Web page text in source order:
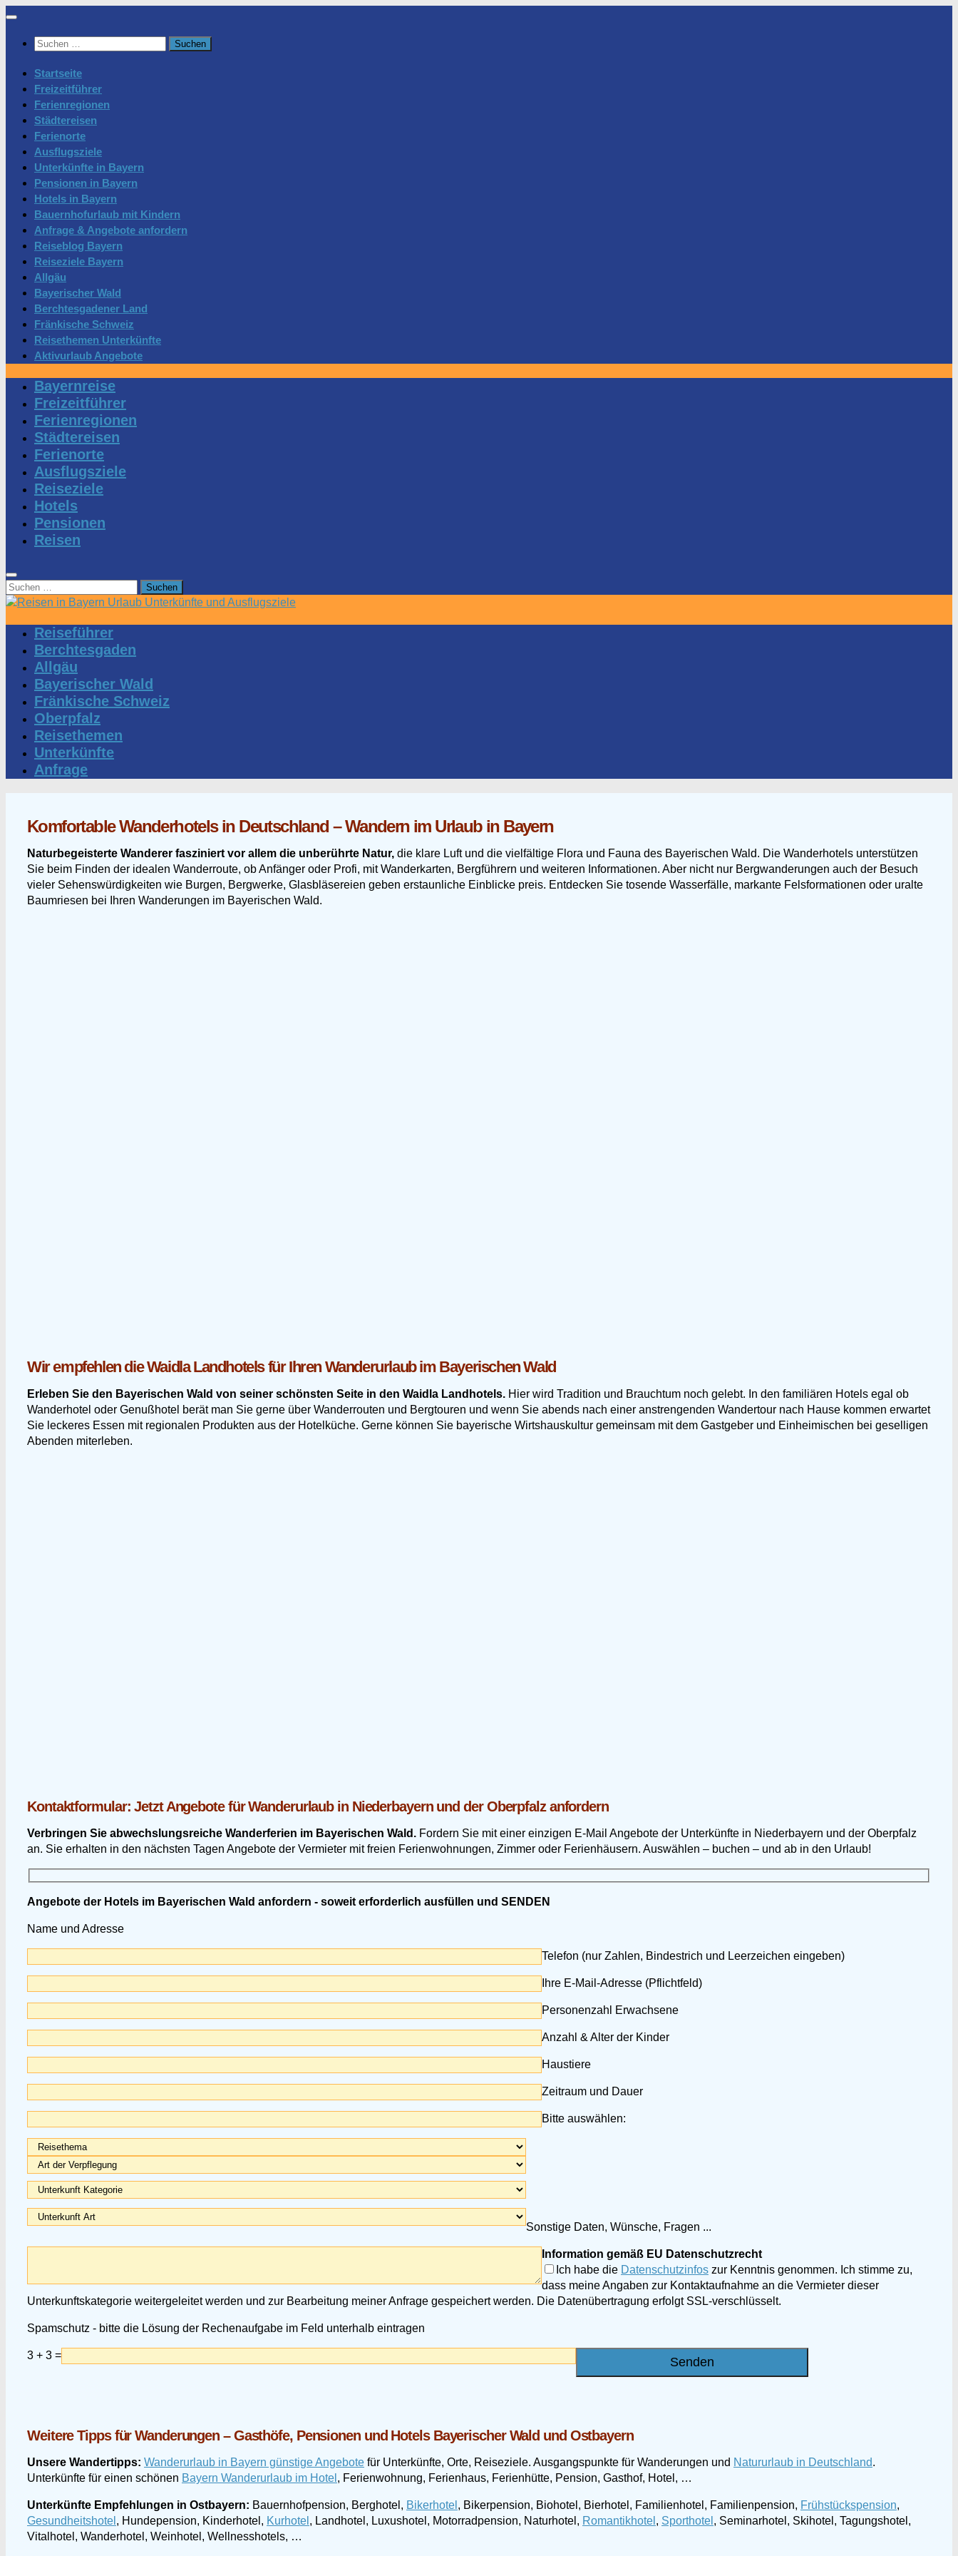
Zum
springenSuchen
Startseite
Freizeitführer
Ferienregionen
Städtereisen
Ferienorte
Ausflugsziele
Unterkünfte in Bayern
Pensionen in Bayern
Hotels in Bayern
Bauernhofurlaub mit Kindern
Anfrage & Angebote anfordern
Reiseblog Bayern
Reiseziele Bayern
Allgäu
Bayerischer Wald
Berchtesgadener Land
Fränkische Schweiz
Reisethemen Unterkünfte
Aktivurlaub Angebote
Bayernreise
Freizeitführer
Ferienregionen
Städtereisen
Ferienorte
Ausflugsziele
Reiseziele
Hotels
Pensionen
Reisen
Suchen
nach:
Reiseführer
Berchtesgaden
Allgäu
Bayerischer Wald
Fränkische Schweiz
Oberpfalz
Reisethemen
Unterkünfte
Anfrage
Komfortable Wanderhotels in Deutschland – Wandern im Urlaub in Bayern
Naturbegeisterte Wanderer fasziniert vor allem die unberührte Natur, die klare Luft und die vielfältige Flora und Fauna des Bayerischen Wald. Die Wanderhotels unterstützen
Sie beim Finden der idealen Wanderroute, ob Anfänger oder Profi, mit Wanderkarten, Bergführern und weiteren Informationen. Aber nicht nur Bergwanderungen auch der Besuch
vieler Sehenswürdigkeiten wie Burgen, Bergwerke, Glasbläsereien geben erstaunliche Einblicke preis. Entdecken Sie tosende Wasserfälle, markante Felsformationen oder uralte
Baumriesen bei Ihren Wanderungen im Bayerischen Wald.
Wir empfehlen die Waidla Landhotels für Ihren Wanderurlaub im Bayerischen Wald
Erleben Sie den Bayerischen Wald von seiner schönsten Seite in den Waidla Landhotels. Hier wird Tradition und Brauchtum noch gelebt. In den familiären Hotels egal ob
Wanderhotel oder Genußhotel berät man Sie gerne über Wanderrouten und Bergtouren und wenn Sie abends nach einer anstrengenden Wandertour nach Hause kommen erwartet
Sie leckeres Essen mit regionalen Produkten aus der Hotelküche. Gerne können Sie bayerische Wirtshauskultur gemeinsam mit dem Gastgeber und Einheimischen bei geselligen
Abenden miterleben.
Kontaktformular: Jetzt Angebote für Wanderurlaub in Niederbayern und der Oberpfalz anfordern
Verbringen Sie abwechslungsreiche Wanderferien im Bayerischen Wald. Fordern Sie mit einer einzigen E-Mail Angebote der Unterkünfte in Niederbayern und der Oberpfalz
an. Sie erhalten in den nächsten Tagen Angebote der Vermieter mit freien Ferienwohnungen, Zimmer oder Ferienhäusern. Auswählen – buchen – und ab in den Urlaub!
Angebote der Hotels im Bayerischen Wald anfordern - soweit erforderlich ausfüllen und SENDEN
Name und Adresse
Telefon (nur Zahlen, Bindestrich und Leerzeichen eingeben)
Ihre E-Mail-Adresse (Pflichtfeld)
Personenzahl Erwachsene
Anzahl & Alter der Kinder
Haustiere
Zeitraum und Dauer
Bitte auswählen:
Sonstige Daten, Wünsche, Fragen ...
Information gemäß EU Datenschutzrecht
Ich habe die Datenschutzinfos zur Kenntnis genommen. Ich stimme zu,
dass meine Angaben zur Kontaktaufnahme an die Vermieter dieser
Unterkunftskategorie weitergeleitet werden und zur Bearbeitung meiner Anfrage gespeichert werden. Die Datenübertragung erfolgt SSL-verschlüsselt.
Spamschutz - bitte die Lösung der Rechenaufgabe im Feld unterhalb eintragen
3 + 3 =
Weitere Tipps für Wanderungen – Gasthöfe, Pensionen und Hotels Bayerischer Wald und Ostbayern
Unsere Wandertipps: Wanderurlaub in Bayern günstige Angebote für Unterkünfte, Orte, Reiseziele. Ausgangspunkte für Wanderungen und Natururlaub in Deutschland.
Unterkünfte für einen schönen Bayern Wanderurlaub im Hotel , Ferienwohnung, Ferienhaus, Ferienhütte, Pension, Gasthof, Hotel, …
Unterkünfte Empfehlungen in Ostbayern: Bauernhofpension, Berghotel, Bikerhotel , Bikerpension, Biohotel, Bierhotel, Familienhotel, Familienpension, Frühstückspension,
Gesundheitshotel , Hundepension, Kinderhotel, Kurhotel , Landhotel, Luxushotel, Motorradpension, Naturhotel, Romantikhotel , Sporthotel , Seminarhotel, Skihotel, Tagungshotel,
Vitalhotel, Wanderhotel, Weinhotel, Wellnesshotels, …